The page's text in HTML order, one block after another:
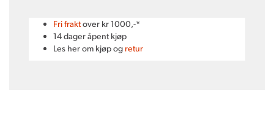
Fri fraktover kr 1000,-*
14 dager åpent kjøp
Les her om kjøp og retur